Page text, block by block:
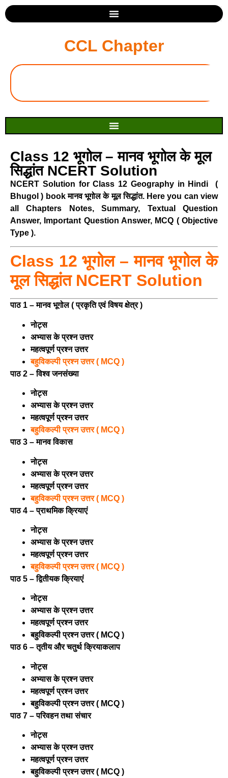
CCL Chapter
Class 12 भूगोल – मानव भूगोल के मूल
सिद्धांत NCERT Solution
NCERT Solution for Class 12 Geography in Hindi (
Bhugol ) book मानव भूगोल के मूल सिद्धांत. Here you can view
all Chapters Notes, Summary, Textual Question
Answer, Important Question Answer, MCQ ( Objective
Type ).
Class 12 भूगोल – मानव भूगोल के
मूल सिद्धांत NCERT Solution
पाठ 1 – मानव भूगोल ( प्रकृति एवं विषय क्षेत्र )
नोट्स
अभ्यास के प्रश्न उत्तर
महत्वपूर्ण प्रश्न उत्तर
बहुविकल्पी प्रश्न उत्तर ( MCQ )
पाठ 2 – विश्व जनसंख्या
नोट्स
अभ्यास के प्रश्न उत्तर
महत्वपूर्ण प्रश्न उत्तर
बहुविकल्पी प्रश्न उत्तर ( MCQ )
पाठ 3 – मानव विकास
नोट्स
अभ्यास के प्रश्न उत्तर
महत्वपूर्ण प्रश्न उत्तर
बहुविकल्पी प्रश्न उत्तर ( MCQ )
पाठ 4 – प्राथमिक क्रियाएं
नोट्स
अभ्यास के प्रश्न उत्तर
महत्वपूर्ण प्रश्न उत्तर
बहुविकल्पी प्रश्न उत्तर ( MCQ )
पाठ 5 – द्वितीयक क्रियाएं
नोट्स
अभ्यास के प्रश्न उत्तर
महत्वपूर्ण प्रश्न उत्तर
बहुविकल्पी प्रश्न उत्तर ( MCQ )
पाठ 6 – तृतीय और चतुर्थ क्रियाकलाप
नोट्स
अभ्यास के प्रश्न उत्तर
महत्वपूर्ण प्रश्न उत्तर
बहुविकल्पी प्रश्न उत्तर ( MCQ )
पाठ 7 – परिवहन तथा संचार
नोट्स
अभ्यास के प्रश्न उत्तर
महत्वपूर्ण प्रश्न उत्तर
बहुविकल्पी प्रश्न उत्तर ( MCQ )